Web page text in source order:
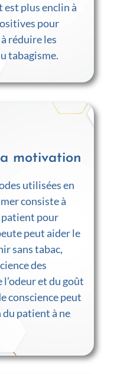
plus enclin à
pour
réduire les
tabagisme.
motivation
utilisées en
consiste à
pour
peut aider le
sans tabac,
des
et du goût
conscience peut
patient à ne